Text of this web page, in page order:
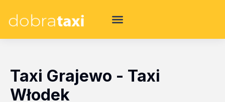
Taxi Grajewo - Taxi
Włodek